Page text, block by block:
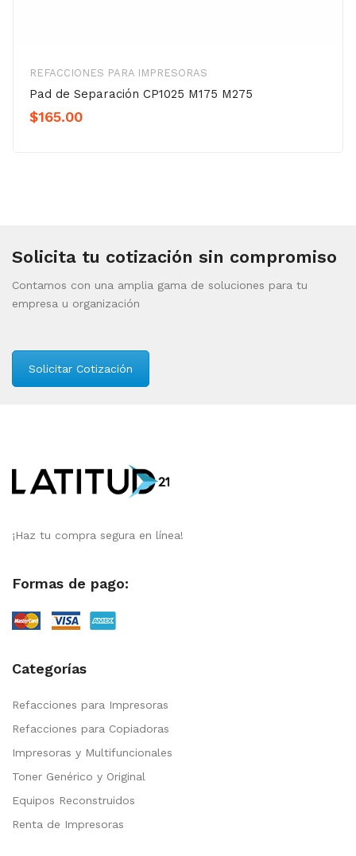
REFACCIONES PARA IMPRESORAS
Pad de Separación CP1025 M175 M275
$165.00
Solicita tu cotización sin compromiso
Contamos con una amplia gama de soluciones para tu
empresa u organización
Solicitar Cotización
¡Haz tu compra segura en línea!
Formas de pago:
Categorías
Refacciones para Impresoras
Refacciones para Copiadoras
Impresoras y Multifuncionales
Toner Genérico y Original
Equipos Reconstruidos
Renta de Impresoras